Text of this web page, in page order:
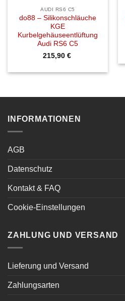
AUDI RS6 C5
do88 – Silikonschläuche
KGE
Kurbelgehäuseentlüftung
Audi RS6 C5
215,90 €
INFORMATIONEN
AGB
Datenschutz
Kontakt & FAQ
Cookie-Einstellungen
ZAHLUNG UND VERSAND
Lieferung und Versand
Zahlungsarten